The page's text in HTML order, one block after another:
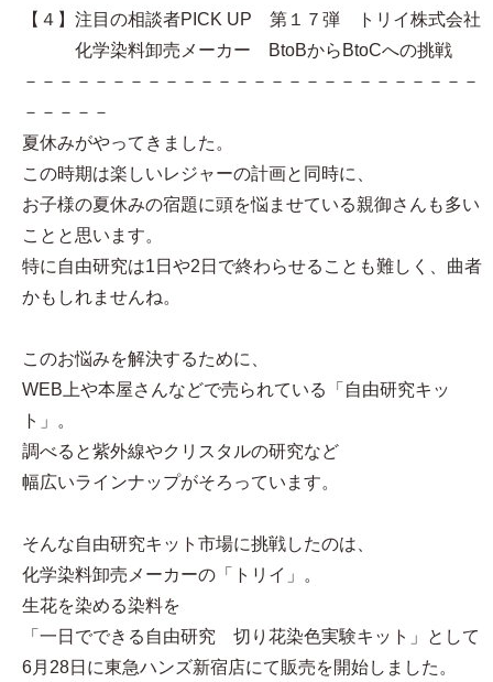
【４】注目の相談者PICK UP 第１７弾 トリイ株式会社
化学染料卸売メーカー BtoBからBtoCへの挑戦
－－－－－－－－－－－－－－－－－－－－－－－－－－
－－－－－
夏休みがやってきました。
この時期は楽しいレジャーの計画と同時に、
お子様の夏休みの宿題に頭を悩ませている親御さんも多い
ことと思います。
特に自由研究は1日や2日で終わらせることも難しく、曲者
かもしれませんね。
このお悩みを解決するために、
WEB上や本屋さんなどで売られている「自由研究キッ
ト」。
調べると紫外線やクリスタルの研究など
幅広いラインナップがそろっています。
そんな自由研究キット市場に挑戦したのは、
化学染料卸売メーカーの「トリイ」。
生花を染める染料を
「一日でできる自由研究 切り花染色実験キット」として
6月28日に東急ハンズ新宿店にて販売を開始しました。